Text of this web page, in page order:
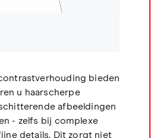
bieden
u haarscherpe
afbeeldingen
- zelfs bij complexe
details. Dit zorgt niet